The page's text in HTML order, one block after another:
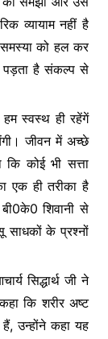
व्यायाम नहीं है
समस्या को हल कर
पड़ता है संकल्प से
हम स्वस्थ ही रहेंगें
जीवन में अच्छे
कोई भी सत्ता
एक ही तरीका है
बी0के0 शिवानी से
साधकों के प्रश्नों
सिद्धार्थ जी ने
कि शरीर अष्ट
उन्होंने कहा यह